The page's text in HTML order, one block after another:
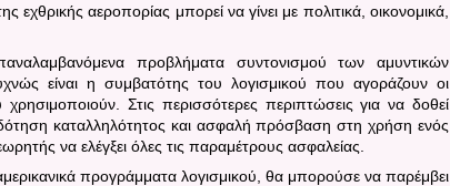
αεροπορίας μπορεί να γίνει με πολιτικά, οικονομικά,
προβλήματα συντονισμού των αμυντικών
είναι η συμβατότης του λογισμικού που αγοράζουν οι
Στις περισσότερες περιπτώσεις για να δοθεί
καταλληλότητος και ασφαλή πρόσβαση στη χρήση ενός
να ελέγξει όλες τις παραμέτρους ασφαλείας.
προγράμματα λογισμικού, θα μπορούσε να παρέμβει